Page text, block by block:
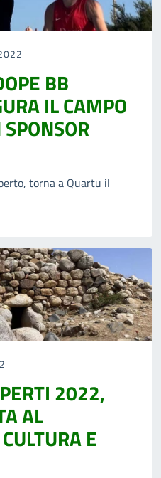
BB
IL CAMPO
torna a Quartu il
2022,
AL
E